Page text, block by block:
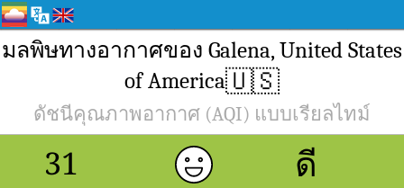
มลพิษทางอากาศของ Galena, United States
of America🇺🇸
ดัชนีคุณภาพอากาศ (AQI) แบบเรียลไทม์
31 ดี